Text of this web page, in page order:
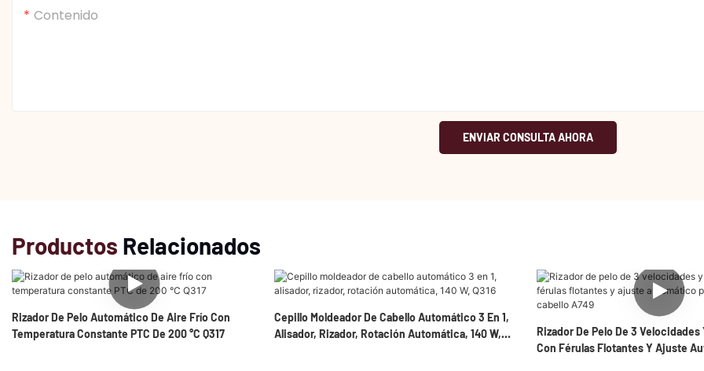
Contenido
ENVIAR CONSULTA AHORA
Productos Relacionados
Rizador De Pelo Automático De Aire Frío Con
Temperatura Constante PTC De 200 °C Q317
Cepillo Moldeador De Cabello Automático 3 En 1,
Alisador, Rizador, Rotación Automática, 140 W,
Rizador De Pelo De 3
Con Férulas Flotantes Y Ajuste